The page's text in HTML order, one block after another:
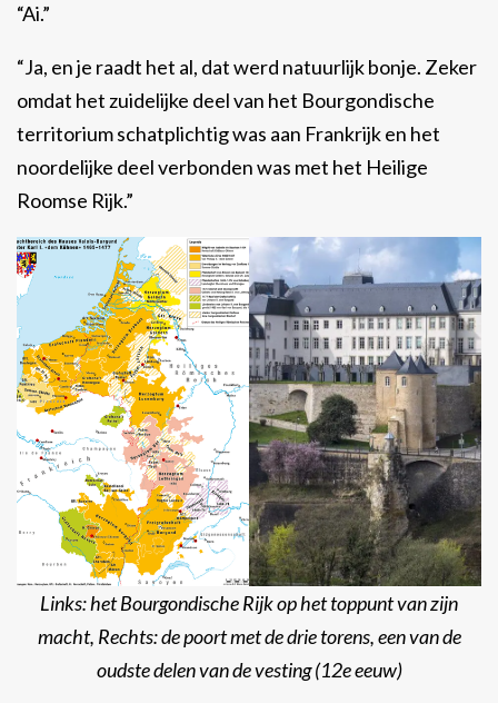
“Ai.”
“Ja, en je raadt het al, dat werd natuurlijk bonje. Zeker
omdat het zuidelijke deel van het Bourgondische
territorium schatplichtig was aan Frankrijk en het
noordelijke deel verbonden was met het Heilige
Roomse Rijk.”
Links: het Bourgondische Rijk op het toppunt van zijn
macht, Rechts: de poort met de drie torens, een van de
oudste delen van de vesting (12e eeuw)